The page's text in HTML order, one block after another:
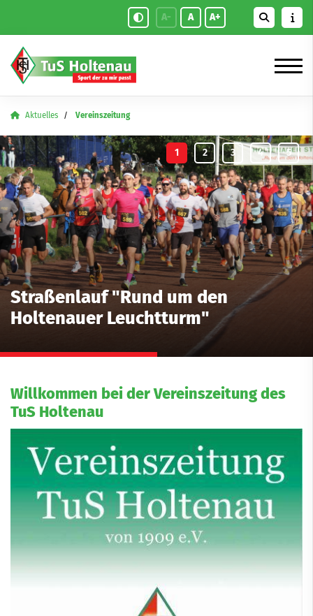
A- A A+
Aktuelles Vereinszeitung
Straßenlauf "Rund um den
Holtenauer Leuchtturm"
Willkommen bei der Vereinszeitung des
TuS Holtenau